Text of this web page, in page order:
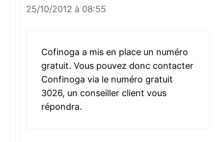
25/10/2012 à 08:55
Cofinoga a mis en place un numéro
gratuit. Vous pouvez donc contacter
Confinoga via le numéro gratuit
3026, un conseiller client vous
répondra.